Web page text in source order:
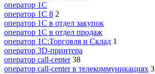
оператор 1C
оператор 1С 8 2
оператор 1С в отдел закупок
оператор 1С в отдел продаж
оператор 1С:Торговля и Склад 1
оператор 3D-принтера
оператор call-center 38
оператор call-center в телекоммуникациях 3